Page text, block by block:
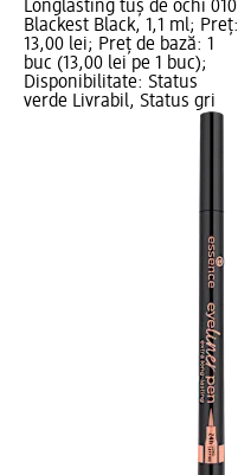
Longlasting tuș de ochi 010
Blackest Black, 1,1 ml; Preț:
13,00 lei; Preț de bază: 1
buc (13,00 lei pe 1 buc);
Disponibilitate: Status
verde Livrabil, Status gri